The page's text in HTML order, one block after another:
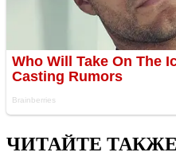
ЧИТАЙТЕ ТАКЖЕ